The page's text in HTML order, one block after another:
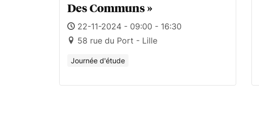
Des Communs »
22-11-2024 - 09:00 - 16:30
58 rue du Port - Lille
Journée d'étude